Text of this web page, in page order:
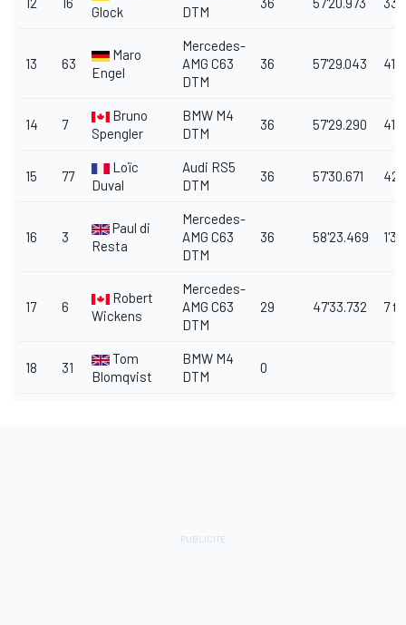
Glock
DTM
13 63
Maro
Engel
Mercedes-
AMG C63
DTM
36 57'29.043
14 7
Bruno
Spengler
BMW M4
DTM
36 57'29.290
15 77
Loïc
Duval
Audi RS5
DTM
36 57'30.671
16 3
Paul di
Resta
Mercedes-
AMG C63
DTM
36 58'23.469
17 6
Robert
Wickens
Mercedes-
AMG C63
DTM
29 47'33.732 7
18 31
Tom
Blomqvist
BMW M4
DTM
0